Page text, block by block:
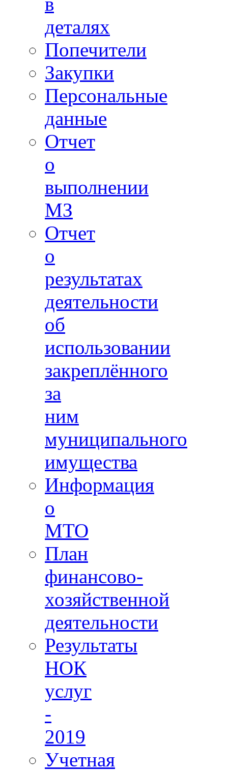
деталях
Попечители
Закупки
Персональные
данные
Отчет
о
выполнении
МЗ
Отчет
о
результатах
деятельности
об
использовании
закреплённого
за
ним
муниципального
имущества
Информация
о
МТО
План
финансово-
хозяйственной
деятельности
Результаты
НОК
услуг
-
2019
Учетная